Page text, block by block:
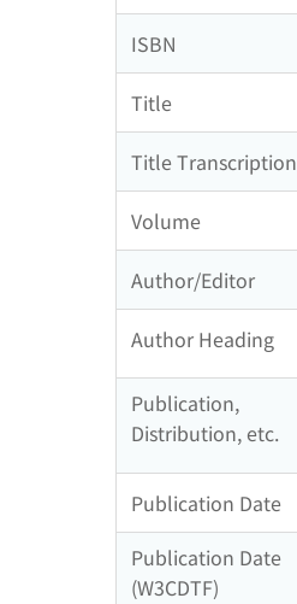
ISBN
Title
Title Transcription
Volume
Author/Editor
Author Heading
Publication,
Distribution, etc.
Publication Date
Publication Date
(W3CDTF)